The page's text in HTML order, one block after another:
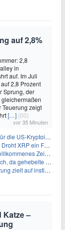
auf 2,8%
2,8
in
auf. Im Juli
2,8 Prozent
Sprung, der
Teuerung zeigt
[…] (00)
vor 35 Minuten
ohne CLARITY Act
unter die $1-Marke?
der Folgen des Öl-Schocks
abgebaut werden
Akzeptanz ab
–